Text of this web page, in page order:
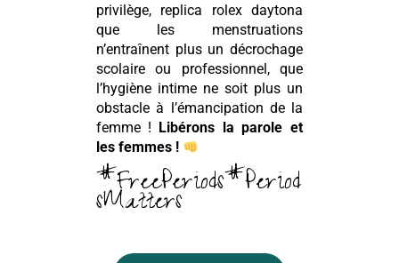
privilège, replica rolex daytona
que les menstruations
n’entraînent plus un décrochage
scolaire ou professionnel, que
l’hygiène intime ne soit plus un
obstacle à l’émancipation de la
femme ! Libérons la parole et
les femmes !
#FreePeriods#Period
sMatters